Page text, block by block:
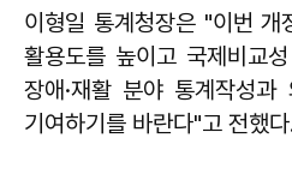
이형일 통계청장은 "이번 개
활용도를 높이고 국제비교
장애·재활 분야 통계작성과
기여하기를 바란다"고 전했